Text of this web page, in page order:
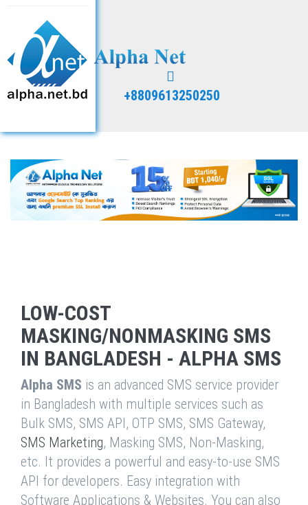
+8809613250250
LOW-COST
MASKING/NONMASKING SMS
IN BANGLADESH - ALPHA SMS
Alpha SMS is an advanced SMS service provider
in Bangladesh with multiple services such as
Bulk SMS, SMS API, OTP SMS, SMS Gateway,
SMS Marketing, Masking SMS, Non-Masking,
etc. It provides a powerful and easy-to-use SMS
API for developers. Easy integration with
Software Applications & Websites. You can also